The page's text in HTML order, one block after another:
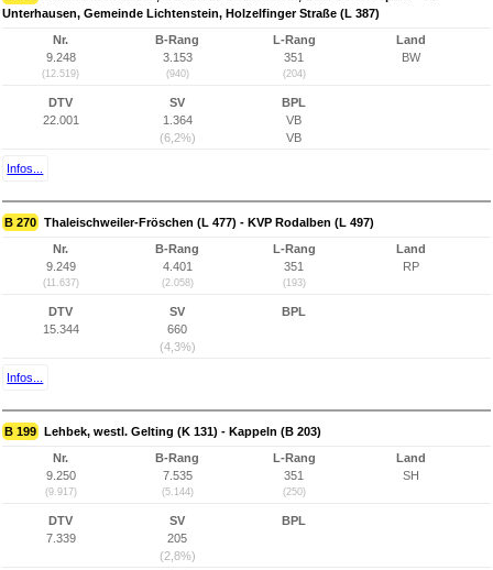
Unterhausen, Gemeinde Lichtenstein, Holzelfinger Straße (L 387)
Nr.
9.248
(12.519)
B-Rang
3.153
(940)
L-Rang
351
(204)
Land
BW
DTV
22.001
SV
1.364
(6,2%)
BPL
VB
VB
Infos...
B 270 Thaleischweiler-Fröschen (L 477) - KVP Rodalben (L 497)
Nr.
9.249
(11.637)
B-Rang
4.401
(2.058)
L-Rang
351
(193)
Land
RP
DTV
15.344
SV
660
(4,3%)
BPL
Infos...
B 199 Lehbek, westl. Gelting (K 131) - Kappeln (B 203)
Nr.
9.250
(9.917)
B-Rang
7.535
(5.144)
L-Rang
351
(250)
Land
SH
DTV
7.339
SV
205
(2,8%)
BPL